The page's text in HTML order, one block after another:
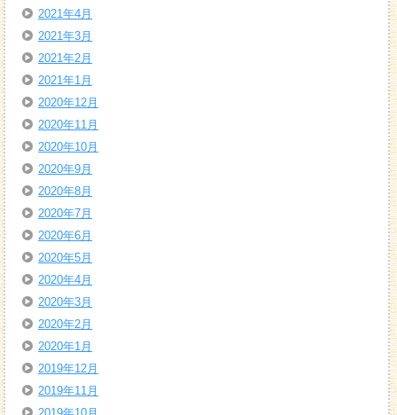
2021年4月
2021年3月
2021年2月
2021年1月
2020年12月
2020年11月
2020年10月
2020年9月
2020年8月
2020年7月
2020年6月
2020年5月
2020年4月
2020年3月
2020年2月
2020年1月
2019年12月
2019年11月